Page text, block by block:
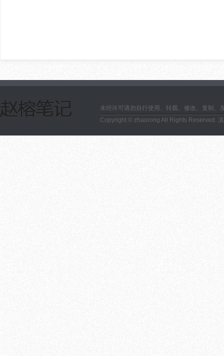
未经许可请勿自行使用、转载、修改、复制
Copyright © zhaorong All Rights Reserved.